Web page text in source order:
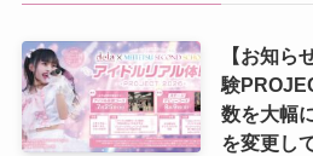
【お知ら
験
数を大幅
を変更し